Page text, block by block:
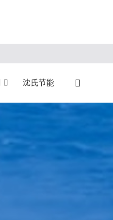
沈氏节能